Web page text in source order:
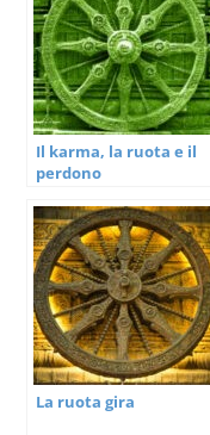
Il karma, la ruota e il
perdono
La ruota gira